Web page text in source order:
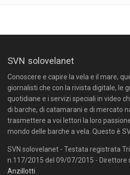
SVN solovelanet
Conoscere e capire la vela e il mare,
giornalisti che con la rivista digitale, le
quotidiane e i servizi speciali in video
di barche, di catamarani e di mercato
trasmettere a voi lettori la loro
mondo delle barche a vela. Questo è
SVN solovelanet - Testata registrata
n.117/2015 del 09/07/2015 - Direttore
Anzillotti